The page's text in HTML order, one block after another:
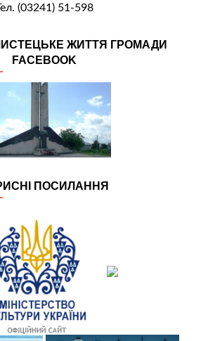
(03241) 51-598
ЖИТТЯ ГРОМАДИ
FACEBOOK
ПОСИЛАННЯ